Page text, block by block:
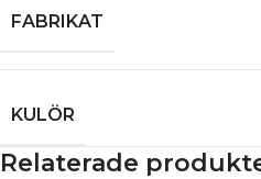
FABRIKAT
KULÖR
Relaterade